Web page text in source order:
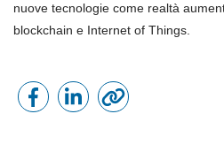
nuove tecnologie come realtà
blockchain e Internet of Things.